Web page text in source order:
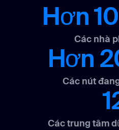
Hơn
Các nhà
Hơn
Các nút
Các trung tâm